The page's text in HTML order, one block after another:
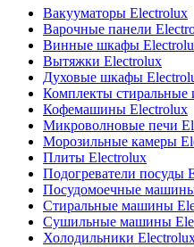
Вакууматоры Electrolux
Варочные панели
Винные шкафы
Вытяжки Electrolux
Духовые шкафы
Комплекты
Кофемашины Electrolux
Микроволновые печи
Морозильные камеры
Плиты Electrolux
Подогреватели посуды
Посудомоечные
Стиральные машины
Сушильные машины
Холодильники